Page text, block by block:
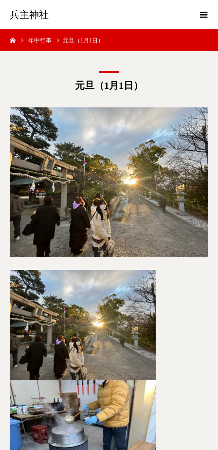
兵主神社
年中行事 元旦（1月1日）
元旦（1月1日）